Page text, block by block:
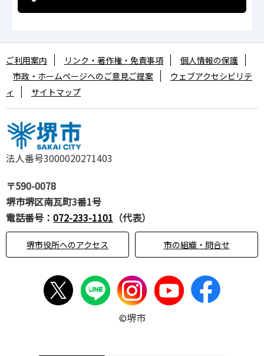
法人番号3000020271403
〒590-0078
堺市堺区南瓦町3番1号
電話番号： 072-233-1101 （代表）
堺市役所へのアクセス 市の組織・問合せ
ご利用案内 リンク・著作権・免責事項
個人情報の保護
市政・ホームページへのご意見ご提案
ウェブアクセシビリテ
ィ
サイトマップ
©堺市